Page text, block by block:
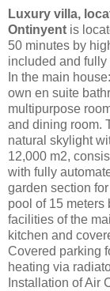
Luxury villa,
Ontinyent is
50 minutes by
included and
In the main
own en suite
multipurpose
and dining room.
natural skylight
12,000 m2,
with fully
garden section
pool of 15 meters
facilities of the
kitchen and
Covered parking
heating via
Installation of Air